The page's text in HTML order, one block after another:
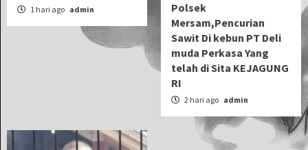
1 hari ago admin
Polsek
Mersam,Pencurian
Sawit Di kebun PT Deli
muda Perkasa Yang
telah di Sita KEJAGUNG
RI
2 hari ago admin